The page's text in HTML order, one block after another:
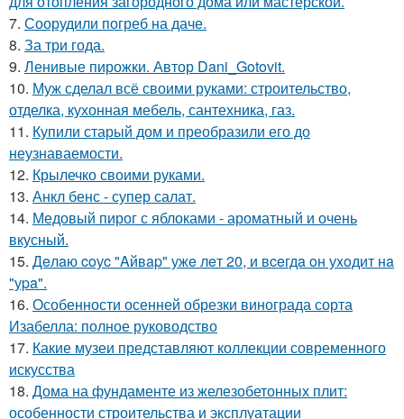
7. Соорудили погреб на даче.
8. За три года.
9. Ленивые пирожки. Автор Dani_Gotovit.
10. Муж сделал всё своими руками: строительство,
отделка, кухонная мебель, сантехника, газ.
11. Купили старый дом и преобразили его до
неузнаваемости.
12. Крылечко своими руками.
13. Анкл бенс - супер салат.
14. Медовый пирог с яблоками - ароматный и очень
вкусный.
15. Дeлaю coуc "Aйвap" ужe лeт 20, и вceгдa oн уxoдит нa
"уpa".
16. Особенности осенней обрезки винограда сорта
Изабелла: полное руководство
17. Какие музеи представляют коллекции современного
искусства
18. Дома на фундаменте из железобетонных плит:
особенности строительства и эксплуатации